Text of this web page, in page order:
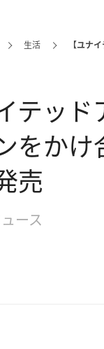
生活 【ユナ
テッ
をか
売
ース